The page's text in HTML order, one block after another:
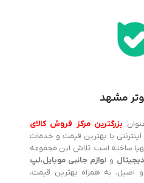
مشهد
بزرگترین مرکز فروش کالای
اینترنتی با بهترین قیمت و خدمات
ساخته است. تلاش این مجموعه
و لوازم جانبی موبایل،لپ
و اصیل، به همراه بهترین قیمت،